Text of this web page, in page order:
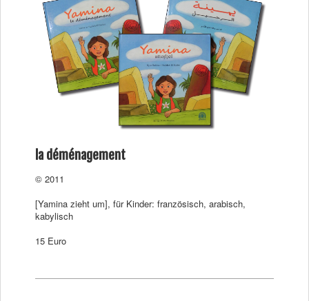
la déménagement
© 2011
[Yamina zieht um], für Kinder: französisch, arabisch,
kabylisch
15 Euro